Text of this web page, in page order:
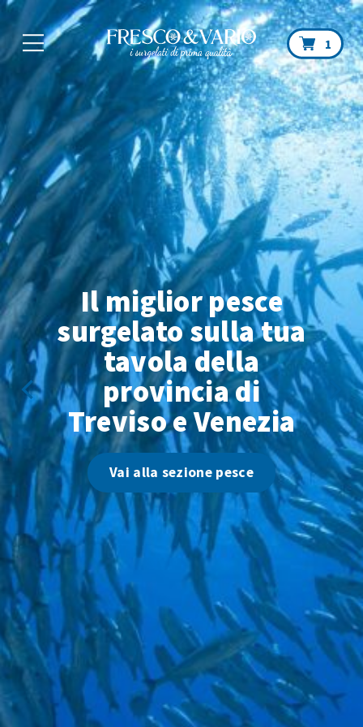
1
Il miglior pesce
surgelato sulla tua
tavoladella
provincia di
Treviso e Venezia
Vai alla sezione pesce